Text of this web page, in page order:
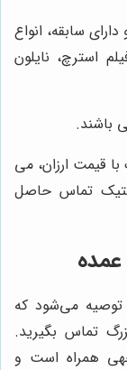
سابقه، انواع
استرچ، نایلون
باشند.
قیمت ارزان، می
تماس حاصل
توصیه می‌شود که
تماس بگیرید.
همراه است و